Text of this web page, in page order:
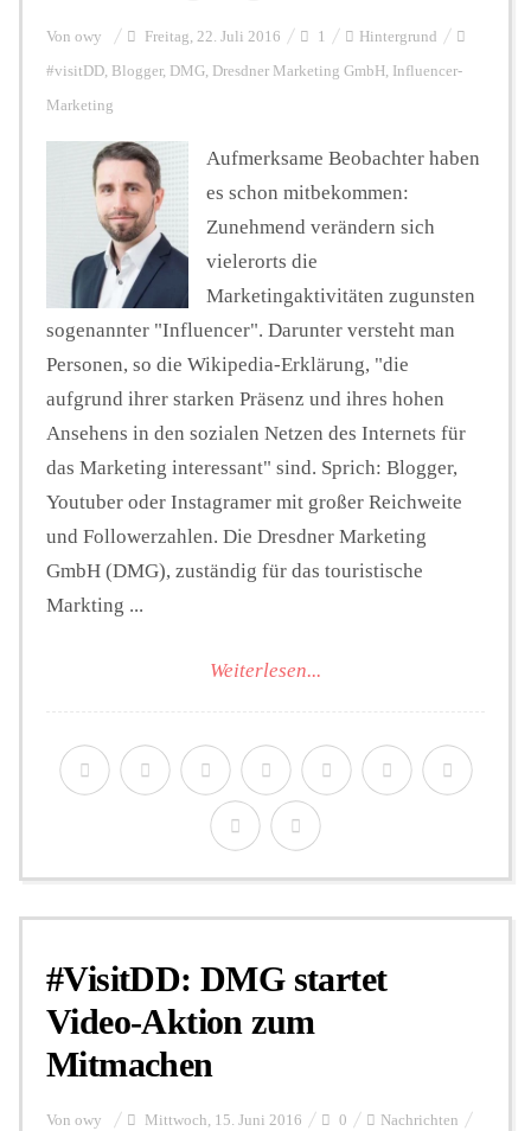
Von owy Freitag, 22. Juli 2016 1 Hintergrund
#visitDD, Blogger, DMG, Dresdner Marketing GmbH, Influencer-
Marketing
Aufmerksame Beobachter haben
es schon mitbekommen:
Zunehmend verändern sich
vielerorts die
Marketingaktivitäten zugunsten
sogenannter "Influencer". Darunter versteht man
Personen, so die Wikipedia-Erklärung, "die
aufgrund ihrer starken Präsenz und ihres hohen
Ansehens in den sozialen Netzen des Internets für
das Marketing interessant" sind. Sprich: Blogger,
Youtuber oder Instagramer mit großer Reichweite
und Followerzahlen. Die Dresdner Marketing
GmbH (DMG), zuständig für das touristische
Markting ...
Weiterlesen...
#VisitDD: DMG startet
Video-Aktion zum
Mitmachen
Von owy Mittwoch, 15. Juni 2016 0 Nachrichten